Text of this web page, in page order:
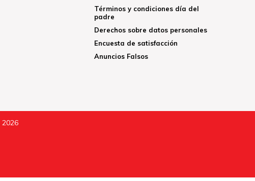
Términos y condiciones día del
padre
Derechos sobre datos personales
Encuesta de satisfacción
Anuncios Falsos
2026